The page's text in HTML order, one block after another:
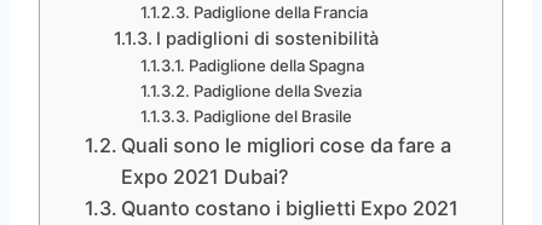
Padiglione della Francia
I padiglioni di sostenibilità
Padiglione della Spagna
Padiglione della Svezia
Padiglione del Brasile
Quali sono le migliori cose da fare a
Expo 2021 Dubai?
Quanto costano i biglietti Expo 2021